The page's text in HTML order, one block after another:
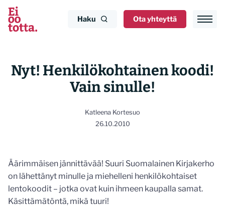
Siirry
sisältöön
Haku Ota yhteyttä
Nyt! Henkilökohtainen koodi!
Vain sinulle!
Katleena Kortesuo
26.10.2010
Äärimmäisen jännittävää! Suuri Suomalainen Kirjakerho
on lähettänyt minulle ja miehelleni henkilökohtaiset
lentokoodit – jotka ovat kuin ihmeen kaupalla samat.
Käsittämätöntä, mikä tuuri!